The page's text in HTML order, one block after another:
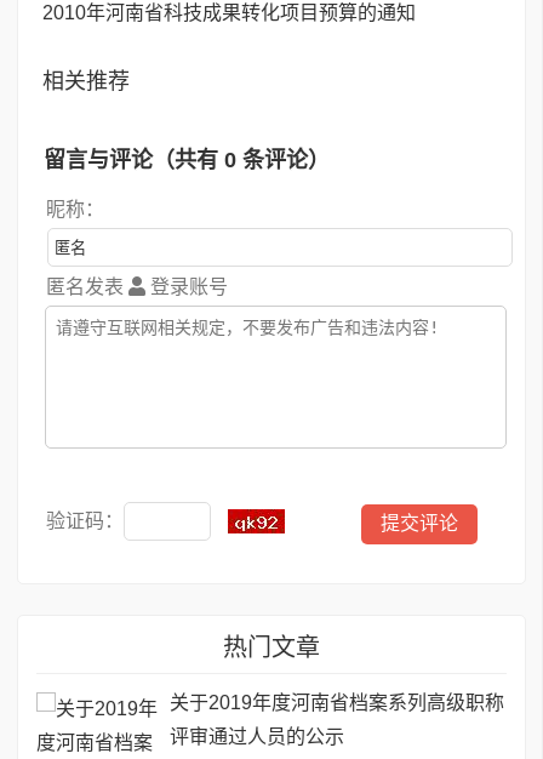
2010年河南省科技成果转化项目预算的通知
相关推荐
留言与评论（共有 0 条评论）
昵称：
匿名发表 登录账号
验证码：
热门文章
关于2019年度河南省档案系列高级职称
评审通过人员的公示